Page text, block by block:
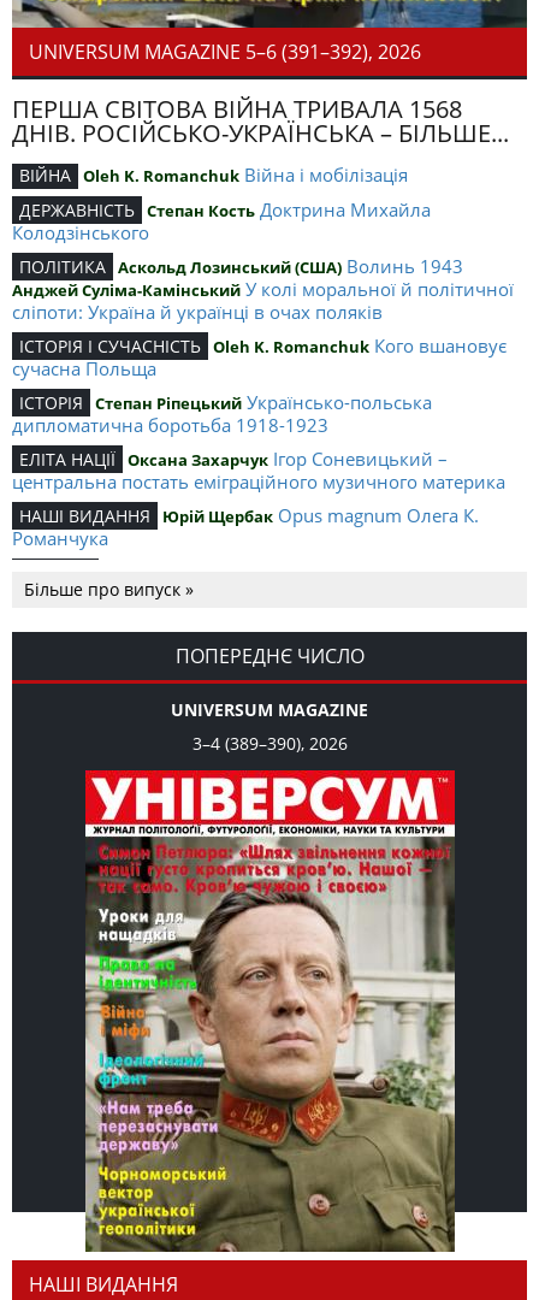
UNIVERSUM MAGAZINE 5–6 (391–392), 2026
ПЕРША СВІТОВА ВІЙНА ТРИВАЛА 1568
ДНІВ. РОСІЙСЬКО-УКРАЇНСЬКА – БІЛЬШЕ...
ВІЙНА Oleh K. Romanchuk Війна і мобілізація
ДЕРЖАВНІСТЬ Степан Кость Доктрина Михайла
Колодзінського
ПОЛІТИКА Аскольд Лозинський (США) Волинь 1943
Анджей Суліма-Камінський У колі моральної й політичної
сліпоти: Україна й українці в очах поляків
ІСТОРІЯ І СУЧАСНІСТЬ Oleh K. Romanchuk Кого вшановує
сучасна Польща
ІСТОРІЯ Степан Ріпецький Українсько-польська
дипломатична боротьба 1918-1923
ЕЛІТА НАЦІЇ Оксана Захарчук Ігор Соневицький –
центральна постать еміграційного музичного материка
НАШІ ВИДАННЯ Юрій Щербак Opus magnum Олега К.
Романчука
Романчука
Editorial Oleh K. Romanchuk Журавель і синиця як
уособлення української політстратегії й тактики
Більше про випуск »
ПОПЕРЕДНЄ ЧИСЛО
UNIVERSUM MAGAZINE
3–4 (389–390), 2026
НАШІ ВИДАННЯ